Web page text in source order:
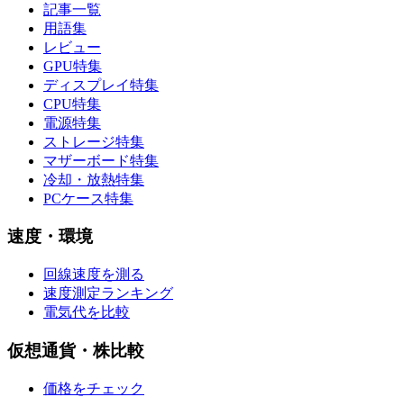
記事一覧
用語集
レビュー
GPU特集
ディスプレイ特集
CPU特集
電源特集
ストレージ特集
マザーボード特集
冷却・放熱特集
PCケース特集
速度・環境
回線速度を測る
速度測定ランキング
電気代を比較
仮想通貨・株比較
価格をチェック